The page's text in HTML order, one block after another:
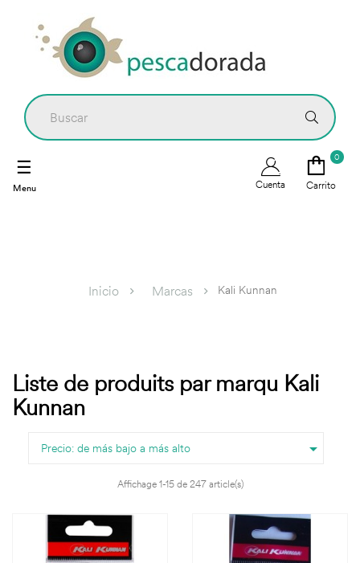
Cuenta
0
Carrito
Navegación
de
☰
Inicio Marcas Kali Kunnan
Liste de produits par marqu Kali
Kunnan
Precio: de más bajo a más alto 
Affichage 1-15 de 247 article(s)